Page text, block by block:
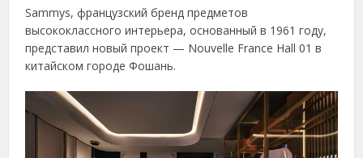
Sammys, французский бренд предметов
высококлассного интерьера, основанный в 1961 году,
представил новый проект — Nouvelle France Hall 01 в
китайском городе Фошань.